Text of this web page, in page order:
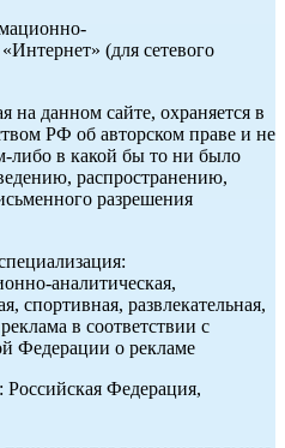
(для сетевого
данном сайте, охраняется в
РФ об авторском праве и не
либо в какой бы то ни было
распространению,
разрешения
аналитическая,
спортивная, развлекательная,
в соответствии с
Федерации о рекламе
Российская Федерация,